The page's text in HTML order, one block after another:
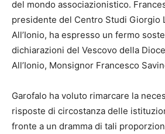
del mondo associazionistico.
presidente del Centro Studi Giorgio
All’Ionio, ha espresso un fermo
dichiarazioni del Vescovo della
All’Ionio, Monsignor Francesco
Garofalo ha voluto rimarcare la
risposte di circostanza delle
fronte a un dramma di tali